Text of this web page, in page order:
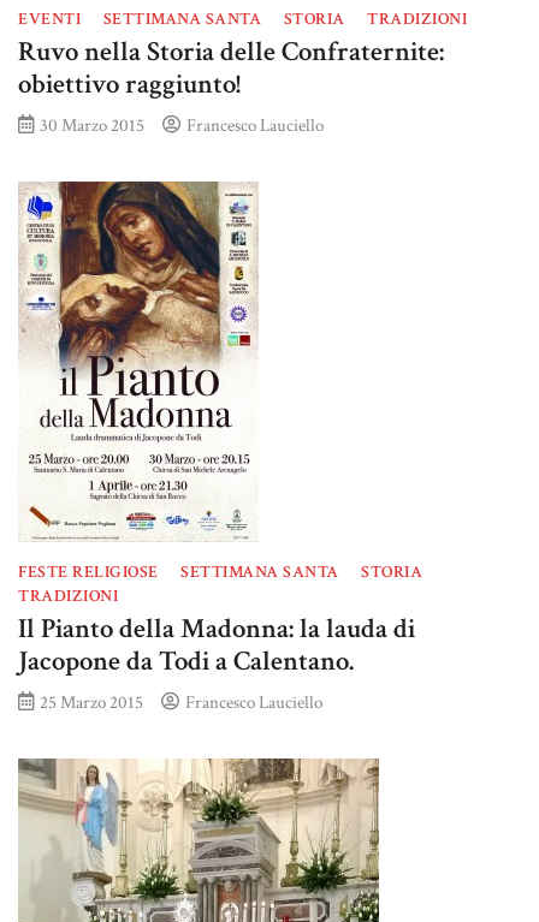
EVENTI SETTIMANA SANTA STORIA TRADIZIONI
Ruvo nella Storia delle Confraternite:
obiettivo raggiunto!
30 Marzo 2015 Francesco Lauciello
FESTE RELIGIOSE SETTIMANA SANTA
STORIA
TRADIZIONI
Il Pianto della Madonna: la lauda di
Jacopone da Todi a Calentano.
25 Marzo 2015 Francesco Lauciello